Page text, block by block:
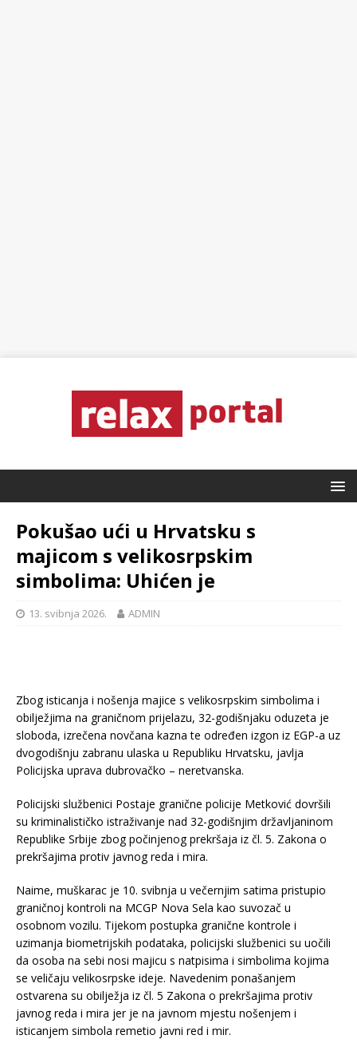
Pokušao ući u Hrvatsku s
majicom s velikosrpskim
simbolima: Uhićen je
13. svibnja 2026. ADMIN
Zbog isticanja i nošenja majice s velikosrpskim simbolima i
obilježjima na graničnom prijelazu, 32-godišnjaku oduzeta je
sloboda, izrečena novčana kazna te određen izgon iz EGP-a uz
dvogodišnju zabranu ulaska u Republiku Hrvatsku, javlja
Policijska uprava dubrovačko – neretvanska.
Policijski službenici Postaje granične policije Metković dovršili
su kriminalističko istraživanje nad 32-godišnjim državljaninom
Republike Srbije zbog počinjenog prekršaja iz čl. 5. Zakona o
prekršajima protiv javnog reda i mira.
Naime, muškarac je 10. svibnja u večernjim satima pristupio
graničnoj kontroli na MCGP Nova Sela kao suvozač u
osobnom vozilu. Tijekom postupka granične kontrole i
uzimanja biometrijskih podataka, policijski službenici su uočili
da osoba na sebi nosi majicu s natpisima i simbolima kojima
se veličaju velikosrpske ideje. Navedenim ponašanjem
ostvarena su obilježja iz čl. 5 Zakona o prekršajima protiv
javnog reda i mira jer je na javnom mjestu nošenjem i
isticanjem simbola remetio javni red i mir.